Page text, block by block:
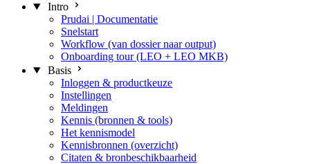
Intro
Prudai | Documentatie
Snelstart
Workflow (van dossier naar output)
Onboarding tour (LEO + LEO MKB)
Basis
Inloggen & productkeuze
Instellingen
Meldingen
Kennis (bronnen & tools)
Het kennismodel
Kennisbronnen (overzicht)
Citaten & bronbeschikbaarheid